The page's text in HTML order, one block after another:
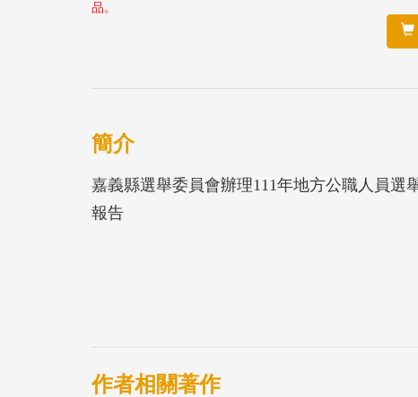
品。
簡介
嘉義縣選舉委員會辦理111年地方公職人員
報告
作者相關著作